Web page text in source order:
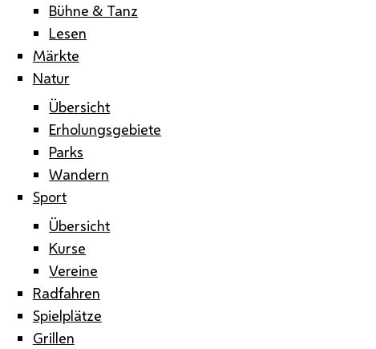
Bühne & Tanz
Lesen
Märkte
Natur
Übersicht
Erholungsgebiete
Parks
Wandern
Sport
Übersicht
Kurse
Vereine
Radfahren
Spielplätze
Grillen